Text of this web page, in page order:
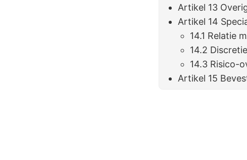
Artikel 13
Artikel 14
14.1 Relatie
14.2
14.3 Risico-
Artikel 15